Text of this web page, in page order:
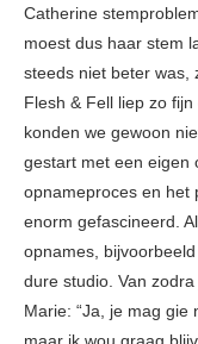
Catherine
moest dus haar stem
steeds niet beter was,
Flesh & Fell liep zo
konden we gewoon
gestart met een eigen
opnameproces en het
enorm gefascineerd.
opnames,
dure studio. Van
Marie: “Ja, je mag gie